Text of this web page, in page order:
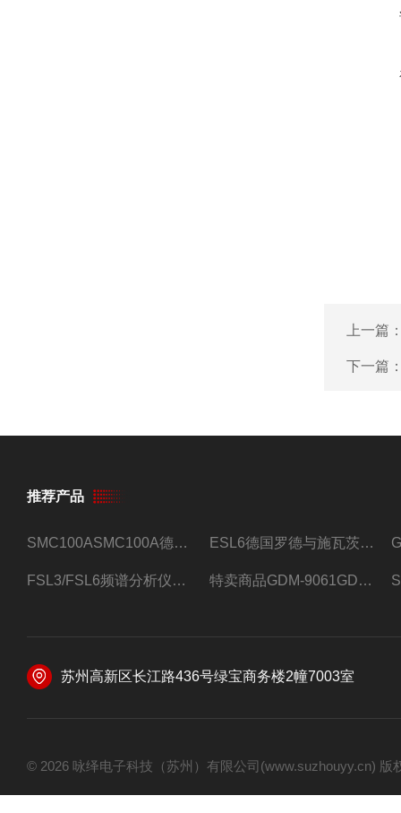
上一篇
下一篇
推荐产品
SMC100ASMC100A德国罗德与施瓦茨射频信号源 ESL6德国罗德与施瓦茨预认证EMI接收机
FSL3/FSL6频谱分析仪FSL3/FSL6罗德与施瓦茨 特卖商品GDM-9061GDM-9061台式万用表
苏州高新区长江路436号绿宝商务楼2幢7003室
© 2026 咏绎电子科技（苏州）有限公司(www.suzhouyy.cn)